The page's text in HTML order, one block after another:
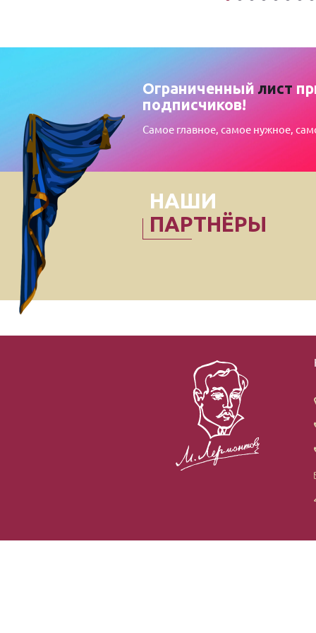
Ограниченныйлист
подписчиков!
Самое главное, самое нужное,
НАШИ
ПАРТНЁРЫ